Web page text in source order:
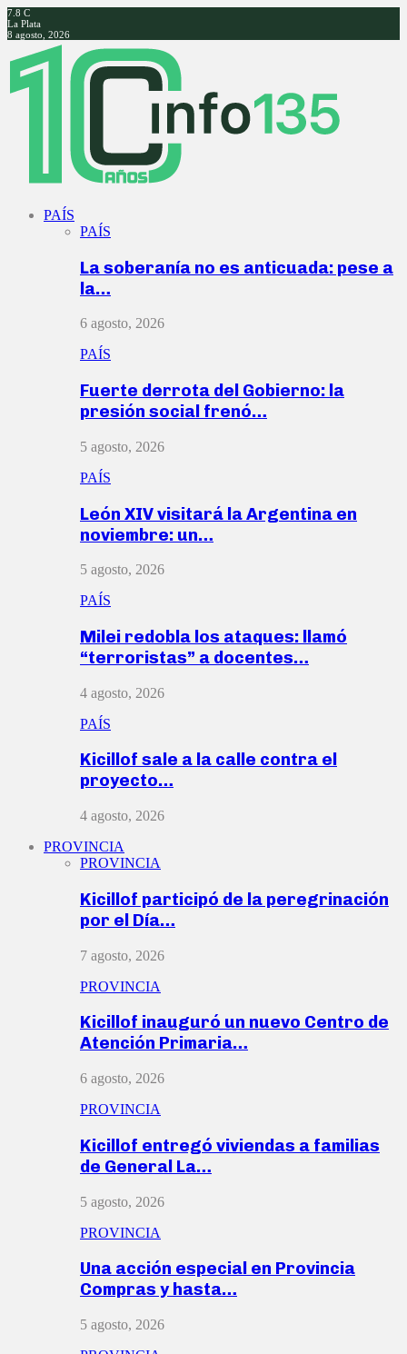
7.8 C
La Plata
8 agosto, 2026
Facebook
Twitter
Instagram
Youtube
PAÍS
PAÍS
La soberanía no es anticuada: pese a
la…
6 agosto, 2026
PAÍS
Fuerte derrota del Gobierno: la
presión social frenó…
5 agosto, 2026
PAÍS
León XIV visitará la Argentina en
noviembre: un…
5 agosto, 2026
PAÍS
Milei redobla los ataques: llamó
“terroristas” a docentes…
4 agosto, 2026
PAÍS
Kicillof sale a la calle contra el
proyecto…
4 agosto, 2026
PROVINCIA
PROVINCIA
Kicillof participó de la peregrinación
por el Día…
7 agosto, 2026
PROVINCIA
Kicillof inauguró un nuevo Centro de
Atención Primaria…
6 agosto, 2026
PROVINCIA
Kicillof entregó viviendas a familias
de General La…
5 agosto, 2026
PROVINCIA
Una acción especial en Provincia
Compras y hasta…
5 agosto, 2026